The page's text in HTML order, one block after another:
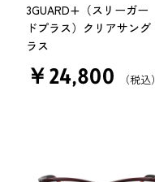
3GUARD+（スリーガー
ドプラス）クリアサング
ラス
￥24,800 （税込）